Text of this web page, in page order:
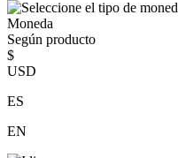
Moneda
Según producto
$
USD
ES
EN